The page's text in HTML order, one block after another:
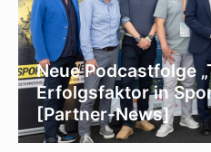
Neue Podcastfolge
Erfolgsfaktor in
[Partner-News]